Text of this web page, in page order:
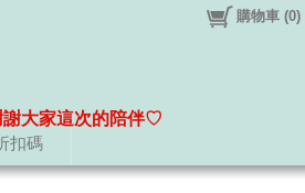
扣碼
購物車 (0)
謝大家這次的陪伴♡